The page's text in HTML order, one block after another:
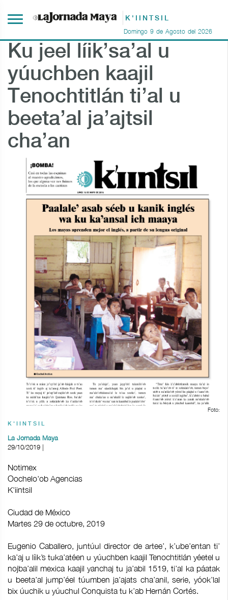
K'IINTSIL
Domingo 9 de Agosto del 2026
Ku jeel líik’sa’al u
yúuchben kaajil
Tenochtitlán ti’al u
beeta’al ja’ajtsil
cha’an
Foto:
K'IINTSIL
La Jornada Maya
29/10/2019 |
Notimex
Oochelo'ob Agencias
K'iintsil
Ciudad de México
Martes 29 de octubre, 2019
Eugenio Caballero, juntúul director de artee’, k’ube’entan ti’
ka’aj u líik’s tuka’atéen u yúuchben kaajil Tenochtitlán yéetel u
nojba’alil mexica kaajil yanchaj tu ja’abil 1519, ti’al ka páatak
u beeta’al jump’éel túumben ja’ajats cha’anil, serie, yóok’lal
bix úuchik u yúuchul Conquista tu k’ab Hernán Cortés.